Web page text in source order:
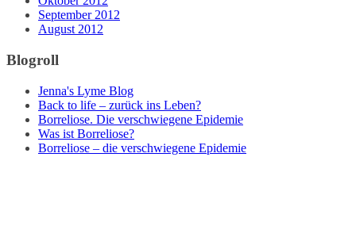
September 2012
August 2012
Blogroll
Jenna's Lyme Blog
Back to life – zurück ins Leben?
Borreliose. Die verschwiegene Epidemie
Was ist Borreliose?
Borreliose – die verschwiegene Epidemie